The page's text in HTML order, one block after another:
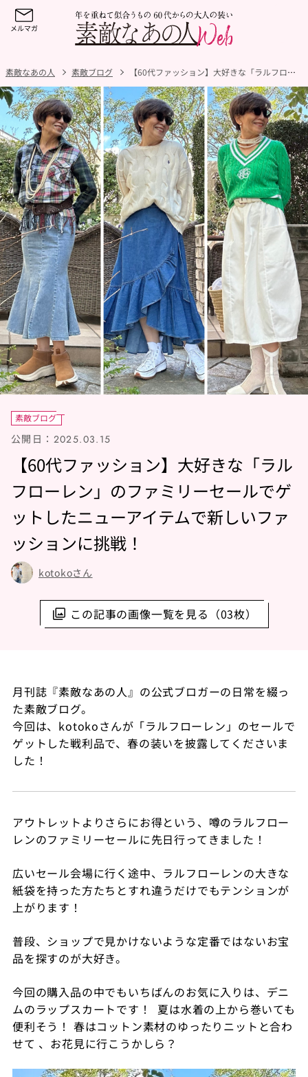
素敵なあの人 素敵ブログ 【60代ファッション】大好きな「ラルフローレン」のファミリーセールでゲットしたニューアイテムで新しいファッションに挑戦！
この記事の画像一覧を見る（03枚）
素敵ブログ
公開日： 2025.03.15
【60代ファッション】大好きな「ラル
フローレン」のファミリーセールでゲ
ットしたニューアイテムで新しいファ
ッションに挑戦！
kotokoさん
月刊誌『素敵なあの人』の公式ブロガーの日常を綴っ
た素敵ブログ。
今回は、kotokoさんが「ラルフローレン」のセールで
ゲットした戦利品で、春の装いを披露してくださいま
した！
アウトレットよりさらにお得という、 噂のラルフロー
レンのファミリーセールに先日行ってきました！
広いセール会場に行く途中、 ラルフローレンの大きな
紙袋を持った方たちとすれ違うだけでもテンションが
上がります！
普段、ショップで見かけないような定番ではないお宝
品を探すのが大好き。
今回の購入品の中でもいちばんのお気に入りは、 デニ
ムのラップスカートです！ 夏は水着の上から巻いても
便利そう！ 春はコットン素材のゆったりニットと合わ
せて 、 お花見に行こうかしら？